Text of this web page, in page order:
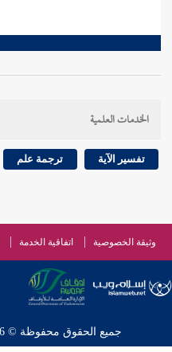
الخدمات العلمية
تفسير الآية ترجمة علم
وثيقة الخصوصية اتفاقية الخدمة
جميع الحقوق محفوظة © 2026 - 1998 لشبكة إسلام ويب